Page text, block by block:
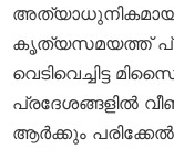
കൃത്യസമയത്ത്
വെടിവെച്ചിട്ട
പ്രദേശങ്ങളിൽ
ആർക്കും